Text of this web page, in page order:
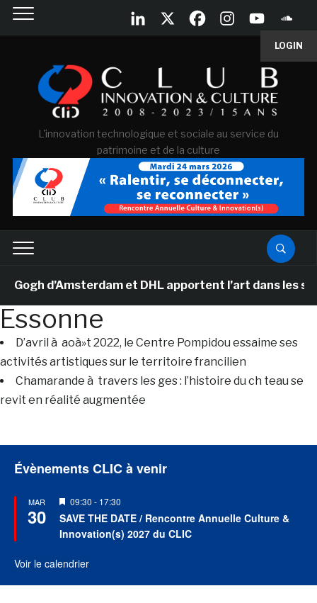
LOGIN
L'innovation technologique et sociale au service du
patrimoine et de la culture
d’Amsterdam et DHL apportent l’art dans les
Essonne
D’avril à aoà»t 2022, le Centre Pompidou essaime ses
activités artistiques sur le territoire francilien
Chamarande à travers les ges : l’histoire du ch teau se
revit en réalité augmentée
Évènements CLIC à venir
MAR
30
Mis
en
avant
09:30 - 17:30
SAVE THE DATE / Rencontre Annuelle Culture &
Innovation(s) 2027 du CLIC
Voir le calendrier